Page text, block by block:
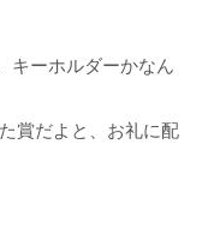
キーホルダーかなん
賞だよと、お礼に配